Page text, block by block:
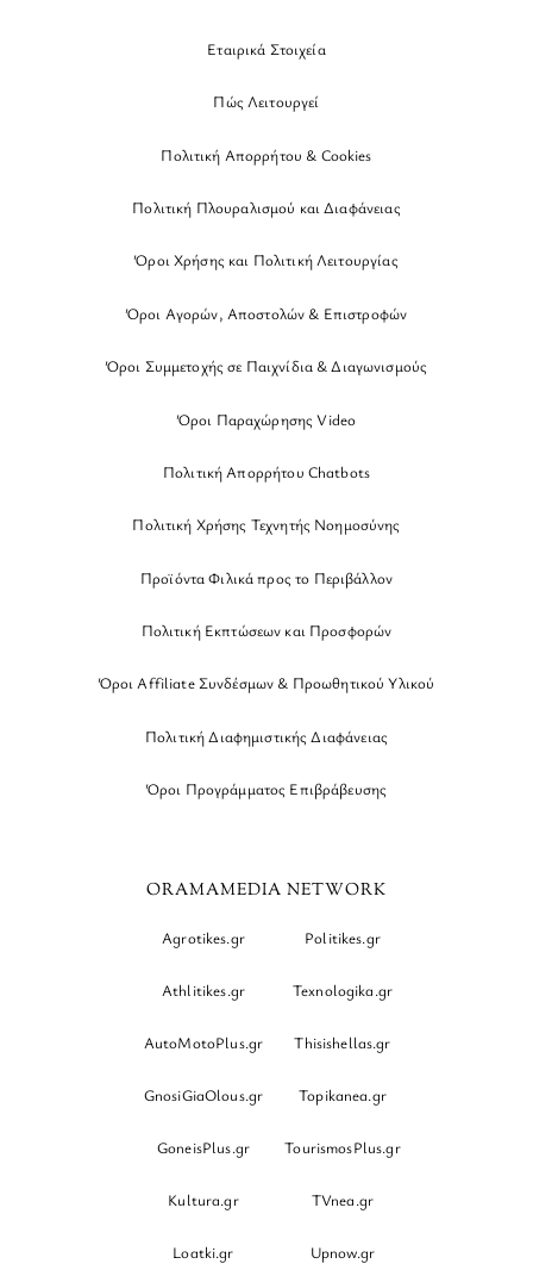
Εταιρικά Στοιχεία
Πώς Λειτουργεί
Πολιτική Απορρήτου & Cookies
Πολιτική Πλουραλισμού και Διαφάνειας
Όροι Χρήσης και Πολιτική Λειτουργίας
Όροι Αγορών, Αποστολών & Επιστροφών
Όροι Συμμετοχής σε Παιχνίδια & Διαγωνισμούς
Όροι Παραχώρησης Video
Πολιτική Απορρήτου Chatbots
Πολιτική Χρήσης Τεχνητής Νοημοσύνης
Προϊόντα Φιλικά προς το Περιβάλλον
Πολιτική Εκπτώσεων και Προσφορών
Όροι Affiliate Συνδέσμων & Προωθητικού Υλικού
Πολιτική Διαφημιστικής Διαφάνειας
Όροι Προγράμματος Επιβράβευσης
ORAMAMEDIA NETWORK
Agrotikes.gr Politikes.gr
Athlitikes.gr Texnologika.gr
AutoMotoPlus.gr Thisishellas.gr
GnosiGiaOlous.gr Topikanea.gr
GoneisPlus.gr TourismosPlus.gr
Kultura.gr TVnea.gr
Loatki.gr Upnow.gr